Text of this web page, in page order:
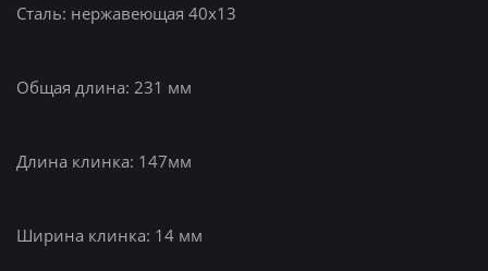
Сталь: нержавеющая 40х13
Общая длина: 231 мм
Длина клинка: 147мм
Ширина клинка: 14 мм